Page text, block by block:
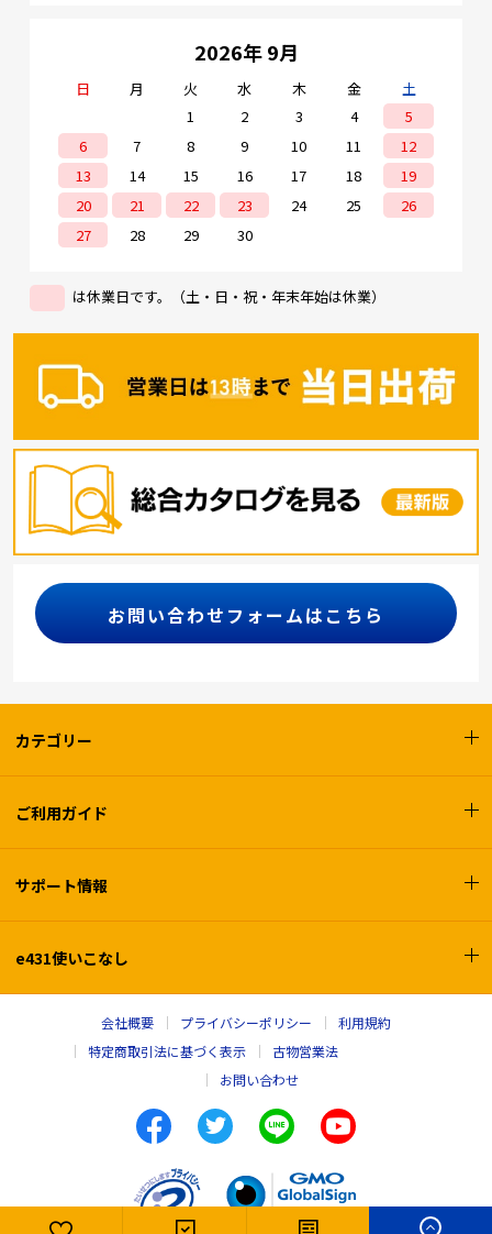
2026年 9月
日 月 火 水 木 金
土
1
2 3 4
5
6
7 8 9 10 11
12
13
14 15 16 17 18
19
20
21 22 23 24 25
26
27
28 29 30
は休業日です。（土・日・祝・年末年始は休業）
お問い合わせフォームはこちら
カテゴリー
ご利用ガイド
サポート情報
e431使いこなし
会社概要 プライバシーポリシー
利用規約
特定商取引法に基づく表示
古物営業法
お問い合わせ